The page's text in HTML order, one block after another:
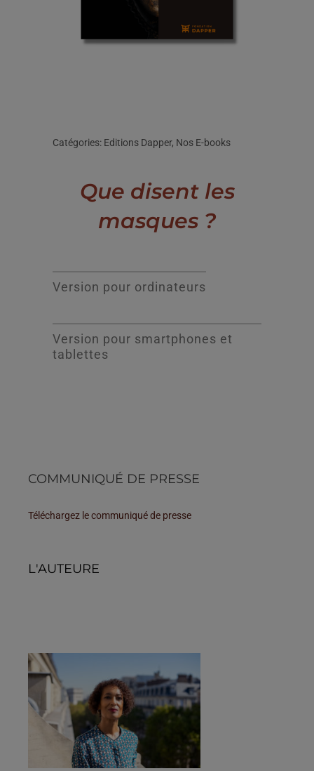
Catégories: Editions Dapper, Nos E-books
Que disent les
masques ?
Version pour ordinateurs
Version pour smartphones et
tablettes
COMMUNIQUÉ DE PRESSE
Téléchargez le communiqué de presse
L'AUTEURE